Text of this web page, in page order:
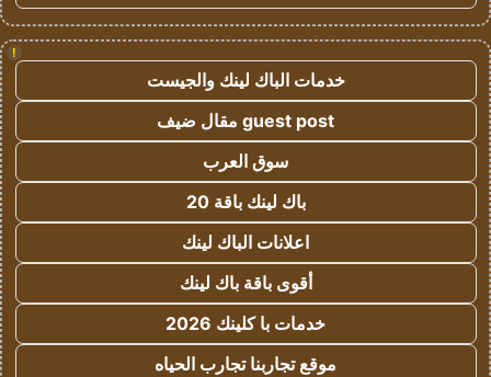
!
خدمات الباك لينك والجيست
guest post مقال ضيف
سوق العرب
باك لينك باقة 20
اعلانات الباك لينك
أقوى باقة باك لينك
خدمات با كلينك 2026
موقع تجاربنا تجارب الحياه